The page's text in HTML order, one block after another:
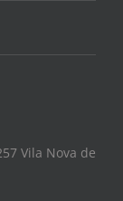
Vila Nova de